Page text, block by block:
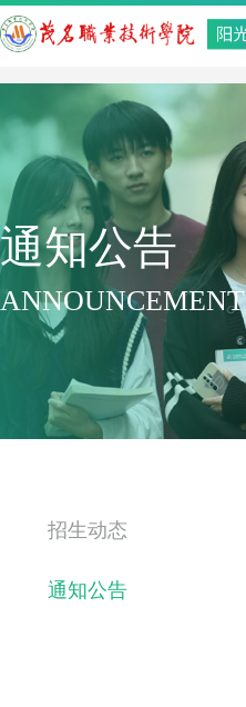
通知公告
ANNOUNCEMENT
招生动态
通知公告